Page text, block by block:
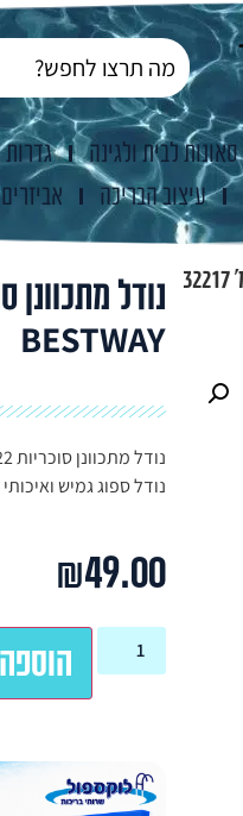
סאונות לבית ולגינה גדרות
עיצוב הבריכה
נודל מתכוונן סוכריות 1.22מ' 32217
BESTWAY
נודל מתכוונן סוכריות 1.22מ' 32217 BESTWAY
נודל ספוג גמיש
₪49.00